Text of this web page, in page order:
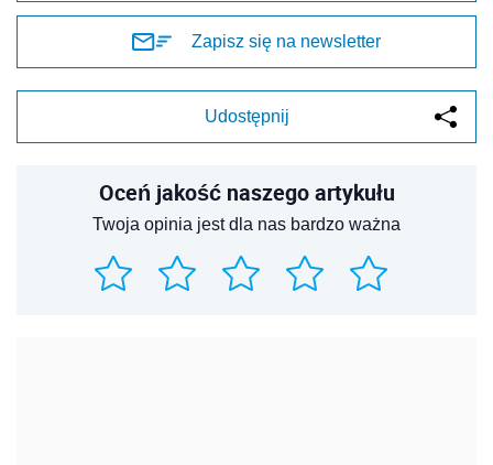
Zapisz się na newsletter
Udostępnij
Oceń jakość naszego artykułu
Twoja opinia jest dla nas bardzo ważna